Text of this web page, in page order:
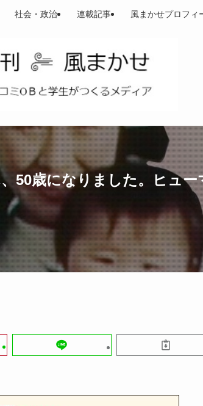
社会・政治 連載記事 風まかせプロフィ
50歳になりました。ヒュ